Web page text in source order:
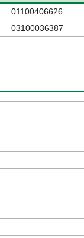
01100406626
03100036387